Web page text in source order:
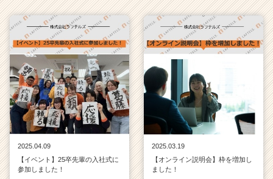
r）
2025.04.09
【イベント】25卒先輩の入社式に
参加しました！
2025.03.19
【オンライン説明会】枠を増加し
ました！